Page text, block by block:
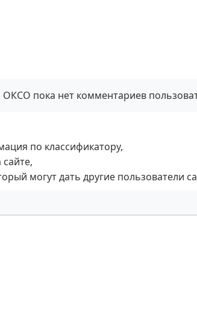
ОКСО пока нет комментариев
по классификатору,
могут дать другие пользователи